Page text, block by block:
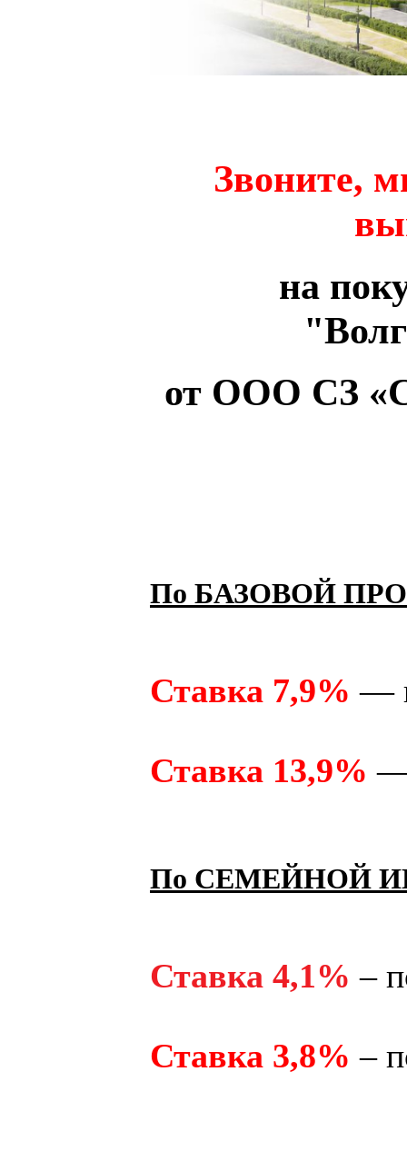
Звоните,
на
от ООО СЗ
По БАЗОВОЙ
Ставка 7,9% —
Ставка 13,9% —
По СЕМЕЙНОЙ
Ставка 4,1% –
Ставка 3,8% –